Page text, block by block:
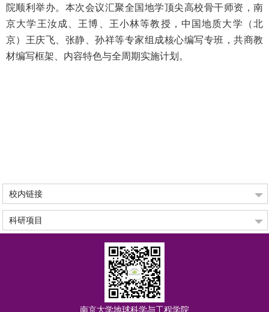
院顺利举办。本次会议汇聚全国地学顶尖高校骨干师资，南
京大学王汝成、王博、王小林等教授，中国地质大学（北
京）王庆飞、张静、孙祥等专家组成核心编写专班，共商教
材编写框架、内容特色与全周期实施计划。
校内链接
科研项目
南京大学地球科学与工程学院